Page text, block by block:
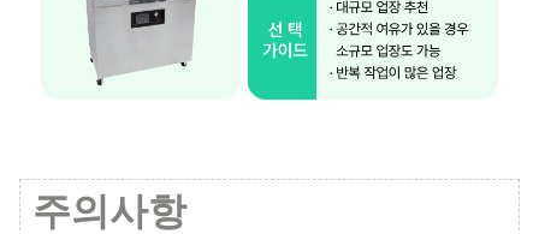
주의사항